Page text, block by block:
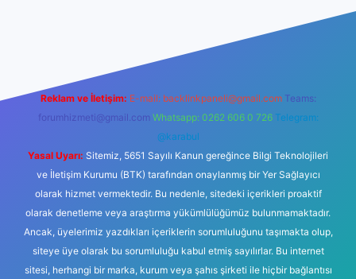
Reklam ve İletişim: E-mail: backlinkpaneli@gmail.com Teams:
forumhizmeti@gmail.com Whatsapp: 0262 606 0 726 Telegram:
@karabul
Yasal Uyarı: Sitemiz, 5651 Sayılı Kanun gereğince Bilgi Teknolojileri
ve İletişim Kurumu (BTK) tarafından onaylanmış bir Yer Sağlayıcı
olarak hizmet vermektedir. Bu nedenle, sitedeki içerikleri proaktif
olarak denetleme veya araştırma yükümlülüğümüz bulunmamaktadır.
Ancak, üyelerimiz yazdıkları içeriklerin sorumluluğunu taşımakta olup,
siteye üye olarak bu sorumluluğu kabul etmiş sayılırlar. Bu internet
sitesi, herhangi bir marka, kurum veya şahıs şirketi ile hiçbir bağlantısı